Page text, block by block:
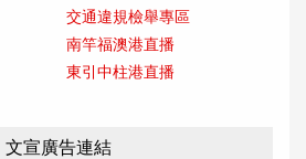
交通違規檢舉專區
南竿福澳港直播
東引中柱港直播
文宣廣告連結